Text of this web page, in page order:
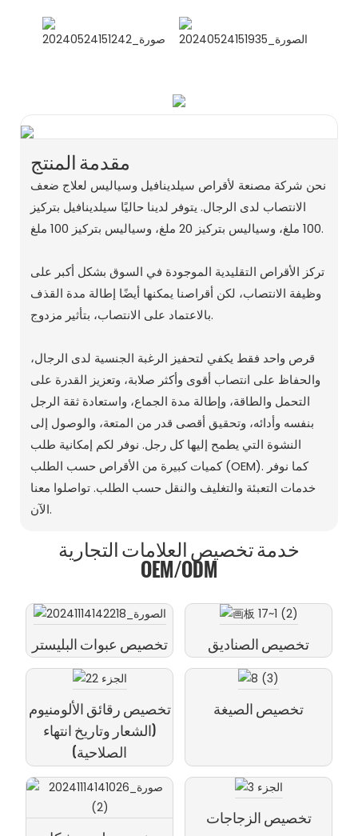
مقدمة المنتج
نحن شركة مصنعة لأقراص سيلدينافيل وسياليس لعلاج ضعف
الانتصاب لدى الرجال. يتوفر لدينا حاليًا سيلدينافيل بتركيز
100 ملغ، وسياليس بتركيز 20 ملغ، وسياليس بتركيز 100 ملغ.
تركز الأقراص التقليدية الموجودة في السوق بشكل أكبر على
وظيفة الانتصاب، لكن أقراصنا يمكنها أيضًا إطالة مدة القذف
بالاعتماد على الانتصاب، بتأثير مزدوج.
قرص واحد فقط يكفي لتحفيز الرغبة الجنسية لدى الرجال،
والحفاظ على انتصاب أقوى وأكثر صلابة، وتعزيز القدرة على
التحمل والطاقة، وإطالة مدة الجماع، واستعادة ثقة الرجل
بنفسه وأدائه، وتحقيق أقصى قدر من المتعة، والوصول إلى
النشوة التي يطمح إليها كل رجل. نوفر لكم إمكانية طلب
كميات كبيرة من الأقراص حسب الطلب (OEM). كما نوفر
خدمات التعبئة والتغليف والنقل حسب الطلب. تواصلوا معنا
الآن.
خدمة تخصيص العلامات التجارية
OEM/ODM
تخصيص عبوات البليستر تخصيص الصناديق
تخصيص رقائق الألومنيوم
(الشعار وتاريخ انتهاء
الصلاحية)
تخصيص الصيغة
تخصيص الزجاجات